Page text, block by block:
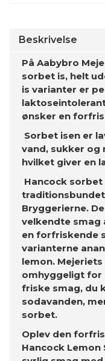
Beskrivelse
På Aabybro
sorbet is, helt
is varianter er
ønsker en
Sorbet isen er
vand, sukker og
hvilket giver en
Hancock
Bryggerierne.
velkendte smag
en forfriskende
varianterne
lemon.
omhyggeligt for
friske smag, du
sodavanden,
sorbet.
Oplev den
Hancock